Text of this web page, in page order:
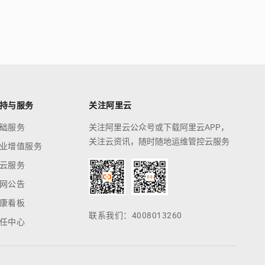
与服务
服务
增值服务
服务
公告
看板
中心
关注阿里云
关注阿里云公众号或下载阿里云APP，
关注云资讯，随时随地运维管控云服务
联系我们：4008013260